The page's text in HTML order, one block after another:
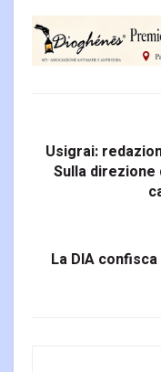
Usigrai:
Sulla direzione
La DIA